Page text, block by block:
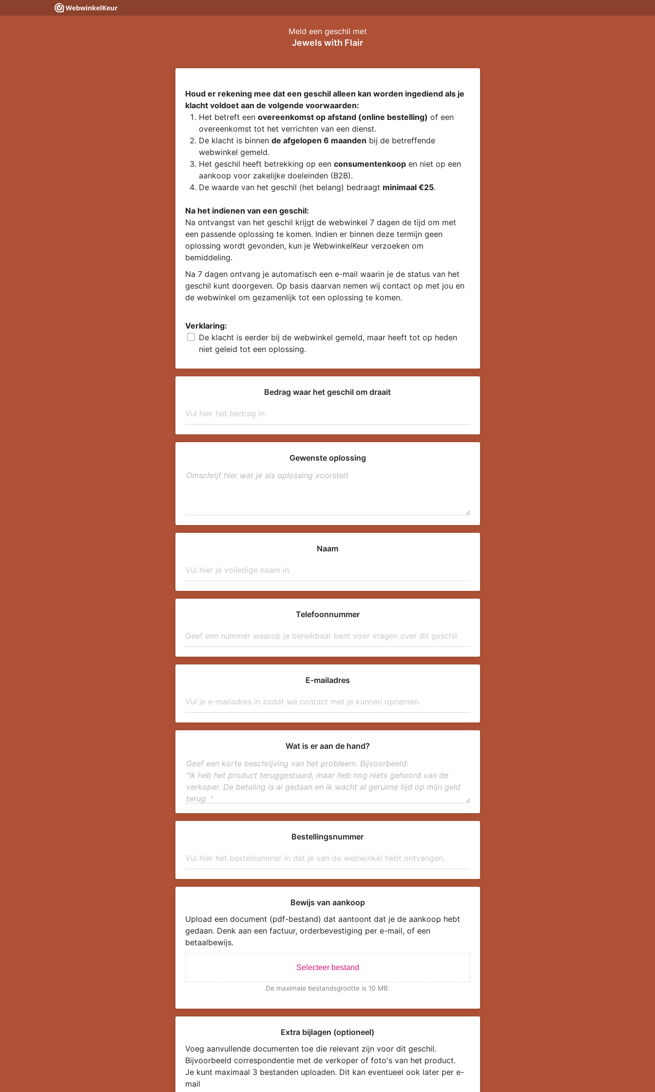
Meld een geschil met
Jewels with Flair
Houd er rekening mee dat een geschil alleen kan worden ingediend als je
klacht voldoet aan de volgende voorwaarden:
Het betreft een overeenkomst op afstand (online bestelling) of een
overeenkomst tot het verrichten van een dienst.
De klacht is binnen de afgelopen 6 maanden bij de betreffende
webwinkel gemeld.
Het geschil heeft betrekking op een consumentenkoopen niet op een
aankoop voor zakelijke doeleinden (B2B).
De waarde van het geschil (het belang) bedraagt minimaal €25.
Na het indienen van een geschil:
Na ontvangst van het geschil krijgt de webwinkel 7 dagen de tijd om met
een passende oplossing te komen. Indien er binnen deze termijn geen
oplossing wordt gevonden, kun je WebwinkelKeur verzoeken om
bemiddeling.
Na 7 dagen ontvang je automatisch een e-mail waarin je de status van het
geschil kunt doorgeven. Op basis daarvan nemen wij contact op met jou en
de webwinkel om gezamenlijk tot een oplossing te komen.
Verklaring:
De klacht is eerder bij de webwinkel gemeld, maar heeft tot op heden
niet geleid tot een oplossing.
Bedrag waar het geschil om draait
Gewenste oplossing
Naam
Telefoonnummer
E-mailadres
Wat is er aan de hand?
Bestellingsnummer
Bewijs van aankoop
Upload een document (pdf-bestand) dat aantoont dat je de aankoop hebt
gedaan. Denk aan een factuur, orderbevestiging per e-mail, of een
betaalbewijs.
Selecteer bestand
De maximale bestandsgrootte is 10 MB.
Extra bijlagen (optioneel)
Voeg aanvullende documenten toe die relevant zijn voor dit geschil.
Bijvoorbeeld correspondentie met de verkoper of foto's van het product.
Je kunt maximaal 3 bestanden uploaden. Dit kan eventueel ook later per e-
mail